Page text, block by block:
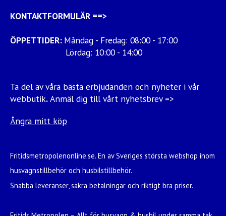
KONTAKTFORMULÄR ==>
ÖPPETTIDER: Måndag - Fredag: 08:00 - 17:00
Lördag: 10:00 - 14:00
Ta del av våra bästa erbjudanden och nyheter i vår
webbutik.Anmäl dig till vårt nyhetsbrev =>
Ångra mitt köp
Fritidsmetropolenonline.se. En av Sveriges största webshop inom
husvagnstillbehör och husbilstillbehör.
Snabba leveranser, säkra betalningar och riktigt bra priser.